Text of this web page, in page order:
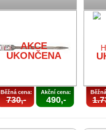
AKCE
UKONČENA
Běžná cena:
730,-
Akční cena:
490,-